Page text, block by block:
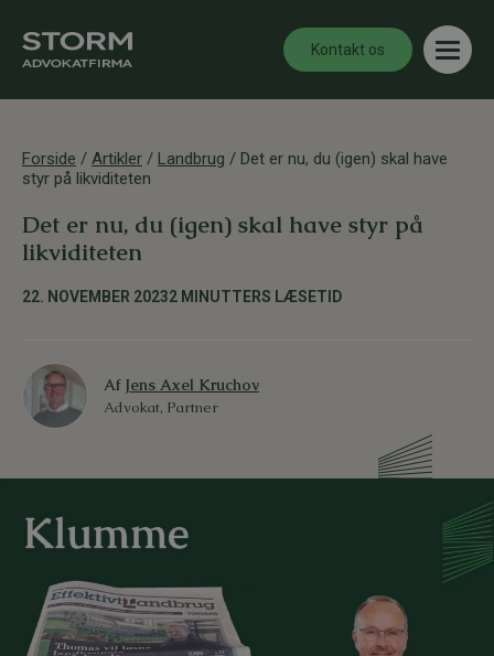
Kontakt os
Forside / Artikler / Landbrug / Det er nu, du (igen) skal have
styr på likviditeten
Det er nu, du (igen) skal have styr på
likviditeten
22. NOVEMBER 20232 MINUTTERS LÆSETID
Af Jens Axel Kruchov
Advokat, Partner